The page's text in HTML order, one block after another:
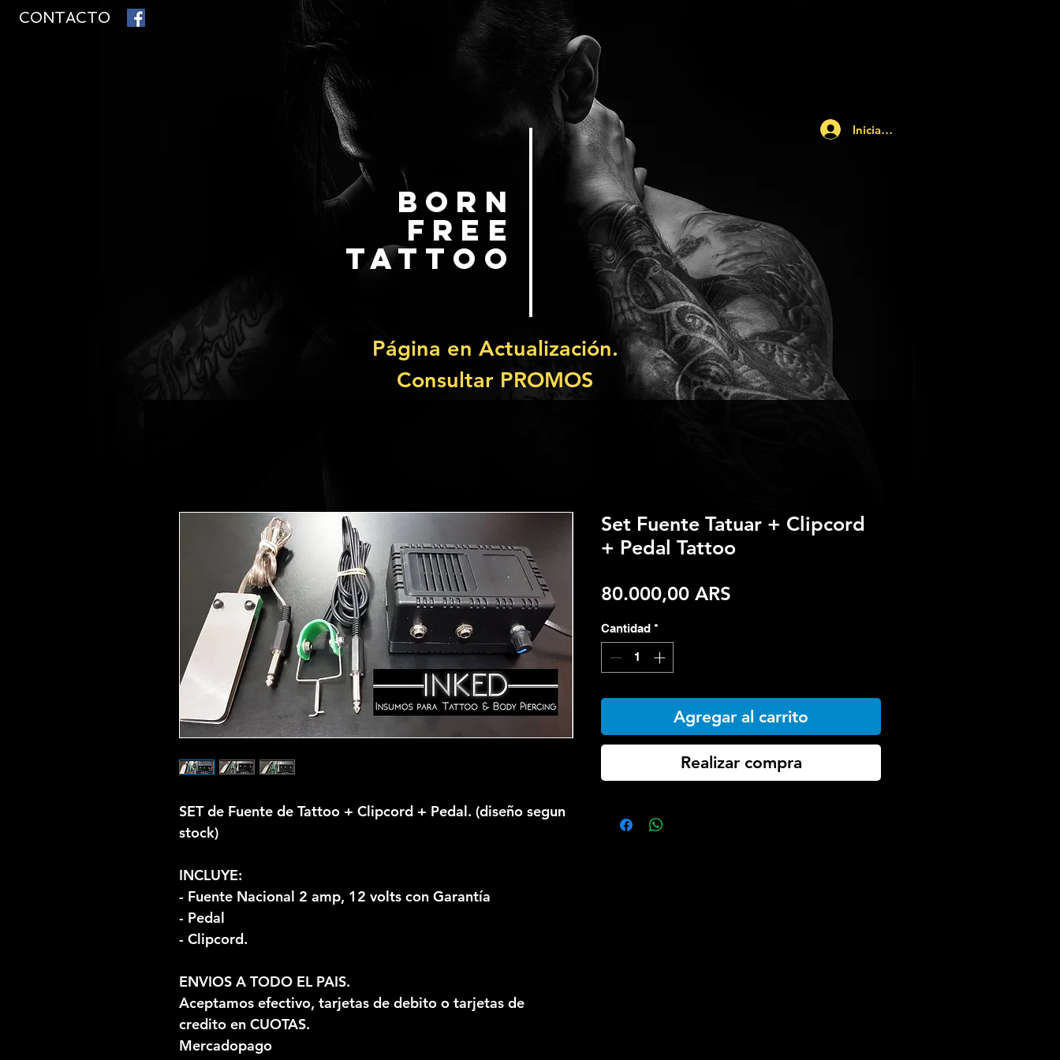
CONTACTO
BORN
FREE
TATTOO
Iniciar sesión
Página en Actualización.
Consultar PROMOS
SET de Fuente de Tattoo + Clipcord + Pedal. (diseño segun
stock)
INCLUYE:
- Fuente Nacional 2 amp, 12 volts con Garantía
- Pedal
- Clipcord.
ENVIOS A TODO EL PAIS.
Aceptamos efectivo, tarjetas de debito o tarjetas de
credito en CUOTAS.
Mercadopago
Set Fuente Tatuar + Clipcord
+ Pedal Tattoo
80.000,00 ARS
Cantidad *
Agregar al carrito
Realizar compra